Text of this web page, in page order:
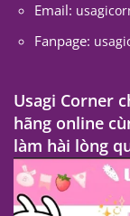
Email:
Fanpage:
Usagi Corner
hãng online
làm hài lòng